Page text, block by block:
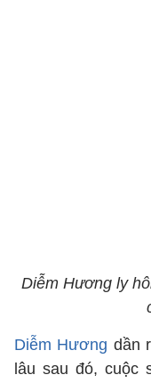
Diễm Hương ly
Diễm Hương dần
lâu sau đó, cuộc